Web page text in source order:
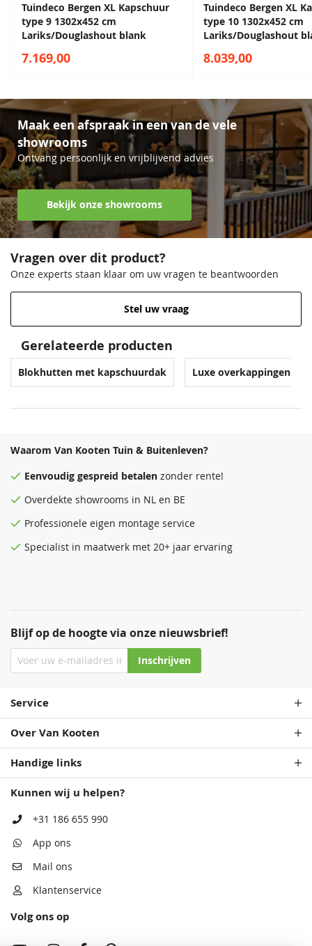
Tuindeco Bergen XL Kapschuur
type 9 1302x452 cm
Lariks/Douglashout blank
7.169,00
Tuindeco Bergen XL
type 10 1302x452 cm
Lariks/Douglashout
8.039,00
Maak een afspraak in een van de vele
showrooms
Ontvang persoonlijk en vrijblijvend advies
Bekijk onze showrooms
Vragen over dit product?
Onze experts staan klaar om uw vragen te beantwoorden
Stel uw vraag
Gerelateerde producten
Blokhutten met kapschuurdak Luxe overkappingen
Blijf op de hoogte via onze nieuwsbrief!
Inschrijven
Waarom Van Kooten Tuin & Buitenleven?
Eenvoudig gespreid betalen zonder rente!
Overdekte showrooms in NL en BE
Professionele eigen montage service
Specialist in maatwerk met 20+ jaar ervaring
Service
Over Van Kooten
Handige links
Kunnen wij u helpen?
+31 186 655 990
App ons
Mail ons
Klantenservice
Volg ons op